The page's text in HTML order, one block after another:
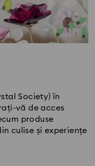
Society) în
vă de acces
produse
culise și experiențe